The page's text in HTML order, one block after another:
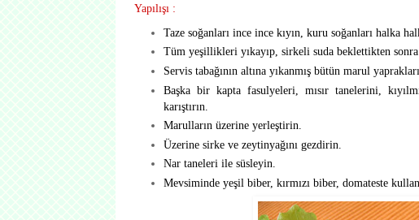
Yapılışı :
Taze soğanları ince ince kıyın, kuru soğanları halka
Tüm yeşillikleri yıkayıp, sirkeli suda beklettikten sonra
Servis tabağının altına yıkanmış bütün marul
Başka bir kapta fasulyeleri, mısır tanelerini,
karıştırın.
Marulların üzerine yerleştirin.
Üzerine sirke ve zeytinyağını gezdirin.
Nar taneleri ile süsleyin.
Mevsiminde yeşil biber, kırmızı biber, domateste